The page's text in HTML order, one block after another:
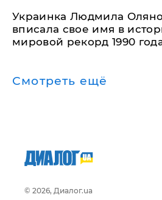
Украинка Людмила
вписала свое имя в
мировой рекорд 1990
Смотреть ещё
© 2026, Диалог.ua